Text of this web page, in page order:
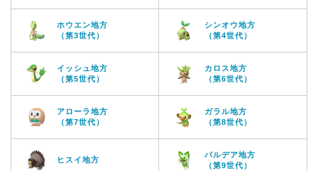
ホウエン地方
（第3世代）
シンオウ地方
（第4世代）
イッシュ地方
（第5世代）
カロス地方
（第6世代）
アローラ地方
（第7世代）
ガラル地方
（第8世代）
ヒスイ地方
パルデア地方
（第9世代）